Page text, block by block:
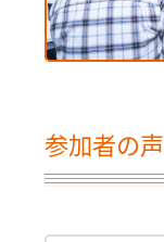
参加者の声